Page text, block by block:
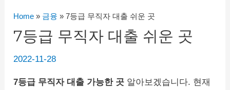
Home » 금융 »7등급 무직자 대출 쉬운 곳
7등급 무직자 대출 쉬운 곳
2022-11-28
7등급 무직자 대출 가능한 곳 알아보겠습니다. 현재